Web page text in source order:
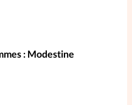
: Modestine